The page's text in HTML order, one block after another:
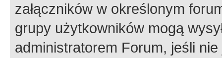
załączników w określonym
grupy użytkowników mogą
administratorem Forum, jeśli